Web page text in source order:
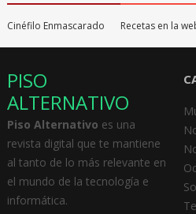
Cinéfilo Enmascarado Recetas en la
PISO
ALTERNATIVO
Piso Alternativo es una
revista digital que te mantiene
al tanto de lo más relevante en
el mundo de la tecnología e
informática.